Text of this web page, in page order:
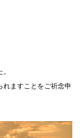
れますことをご祈念申